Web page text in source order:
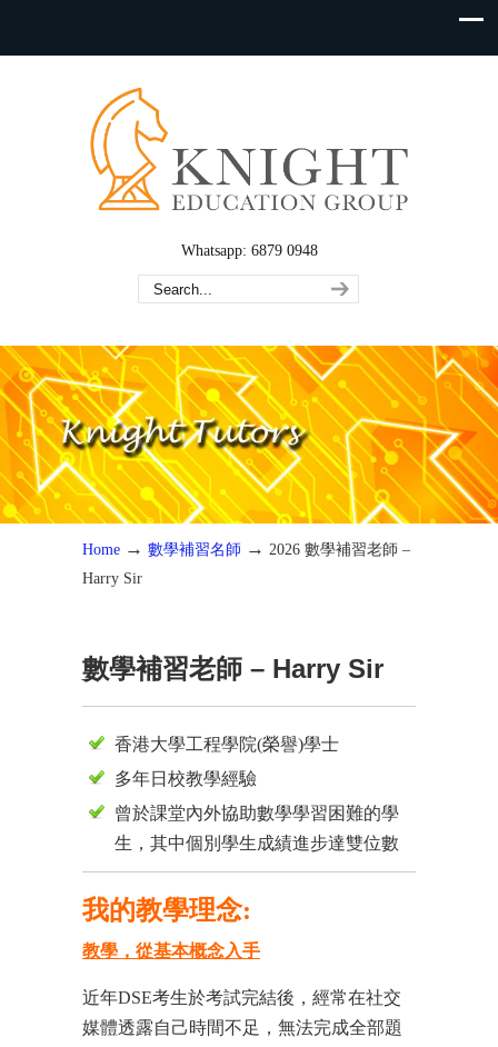
Whatsapp: 6879 0948
Home → 數學補習名師 → 2026 數學補習老師 –
Harry Sir
數學補習老師 – Harry Sir
香港大學工程學院(榮譽)學士
多年日校教學經驗
曾於課堂內外協助數學學習困難的學
生，其中個別學生成績進步達雙位數
我的教學理念:
教學，從基本概念入手
近年DSE考生於考試完結後，經常在社交
媒體透露自己時間不足，無法完成全部題